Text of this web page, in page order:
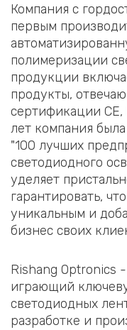
Компания с
первым
полимеризации
продукции
продукты,
сертификации CE,
лет компания
"100 лучших
светодиодного
уделяет
гарантировать,
уникальным и
бизнес своих
Rishang Optronics
играющий
светодиодных
разработке и